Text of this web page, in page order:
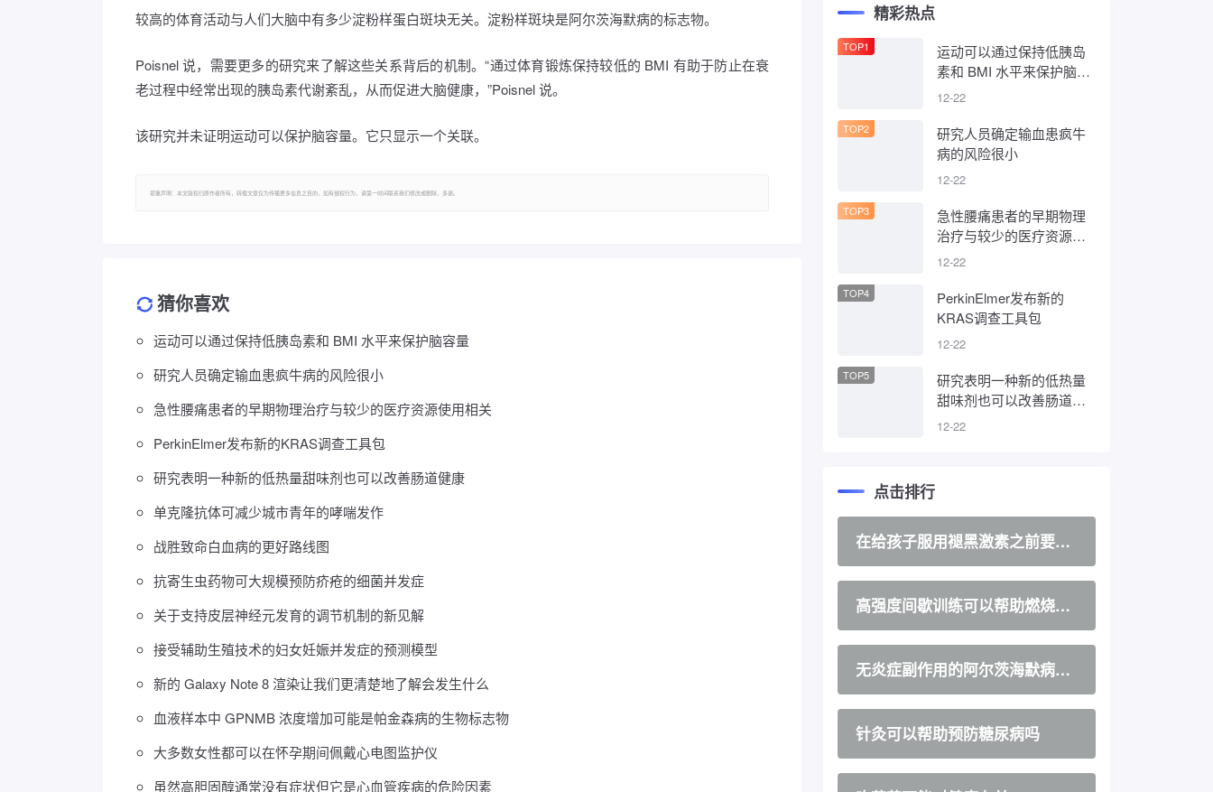
较高的体育活动与人们大脑中有多少淀粉样蛋白斑块无关。淀粉样斑块是阿尔茨海默病的标志物。
Poisnel 说，需要更多的研究来了解这些关系背后的机制。“通过体育锻炼保持较低的 BMI 有助于防止在衰
老过程中经常出现的胰岛素代谢紊乱，从而促进大脑健康，”Poisnel 说。
该研究并未证明运动可以保护脑容量。它只显示一个关联。
郑重声明：本文版权归原作者所有，转载文章仅为传播更多信息之目的，如有侵权行为，请第一时间联系我们修改或删除，多谢。
猜你喜欢
运动可以通过保持低胰岛素和 BMI 水平来保护脑容量
研究人员确定输血患疯牛病的风险很小
急性腰痛患者的早期物理治疗与较少的医疗资源使用相关
PerkinElmer发布新的KRAS调查工具包
研究表明一种新的低热量甜味剂也可以改善肠道健康
单克隆抗体可减少城市青年的哮喘发作
战胜致命白血病的更好路线图
抗寄生虫药物可大规模预防疥疮的细菌并发症
关于支持皮层神经元发育的调节机制的新见解
接受辅助生殖技术的妇女妊娠并发症的预测模型
新的 Galaxy Note 8 渲染让我们更清楚地了解会发生什么
血液样本中 GPNMB 浓度增加可能是帕金森病的生物标志物
大多数女性都可以在怀孕期间佩戴心电图监护仪
虽然高胆固醇通常没有症状但它是心血管疾病的危险因素
精彩热点
TOP1
运动可以通过保持低胰岛
素和 BMI 水平来保护脑容
量
12-22
TOP2
研究人员确定输血患疯牛
病的风险很小
12-22
TOP3
急性腰痛患者的早期物理
治疗与较少的医疗资源使
用相关
12-22
TOP4
PerkinElmer发布新的
KRAS调查工具包
12-22
TOP5
研究表明一种新的低热量
甜味剂也可以改善肠道健
康
12-22
点击排行
在给孩子服用褪黑激素之前要知
道什么
高强度间歇训练可以帮助燃烧更
多脂肪
无炎症副作用的阿尔茨海默病新
治疗药物
针灸可以帮助预防糖尿病吗